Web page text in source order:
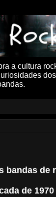
a cultura
bandas de
de 1970